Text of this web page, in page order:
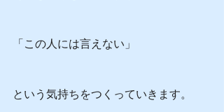
「この人には言えない」
という気持ちをつくっていきます。